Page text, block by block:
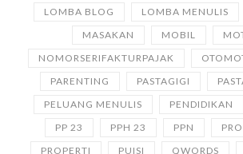
LOMBA BLOG
LOMBA MENULIS
MASAKAN
MOBIL
NOMORSERIFAKTURPAJAK
PARENTING
PASTAGIGI
PELUANG MENULIS
PENDIDIKAN
PP 23
PPH 23 PPN
PROPERTI
PUISI QWORDS